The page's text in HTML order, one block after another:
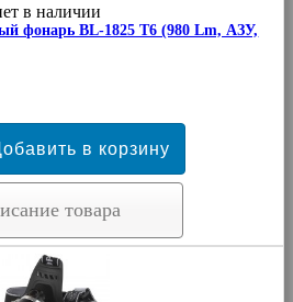
в наличии
фонарь BL-1825 T6 (980 Lm, АЗУ,
товара